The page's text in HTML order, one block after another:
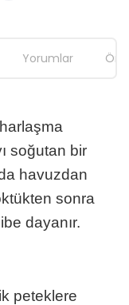
Yorumlar
soğutan bir
havuzdan
sonra
dayanır.
peteklere